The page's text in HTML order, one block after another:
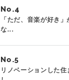
No.
「ただ、音楽が好き
な...
No.
リノベーションした